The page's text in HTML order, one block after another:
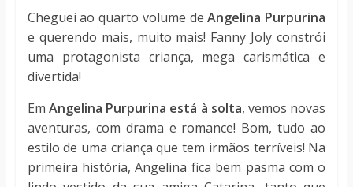
Cheguei ao quarto volume deAngelina Purpurina
e querendo mais, muito mais! Fanny Joly constrói
uma protagonista criança, mega carismática e
divertida!
Em Angelina Purpurina está à solta, vemos novas
aventuras, com drama e romance! Bom, tudo ao
estilo de uma criança que tem irmãos terríveis! Na
primeira história, Angelina fica bem pasma com o